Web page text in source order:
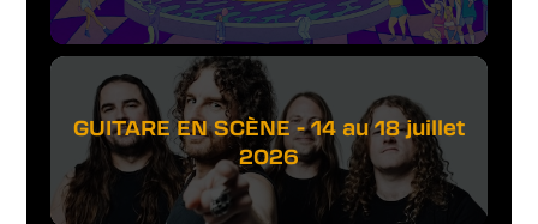
GUITARE EN SCÈNE - 14 au 18 juillet
2026